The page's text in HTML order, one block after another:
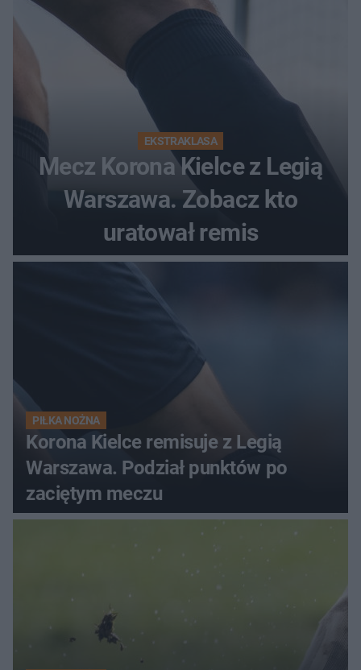
EKSTRAKLASA
Mecz Korona Kielce z Legią
Warszawa. Zobacz kto
uratował remis
PIŁKA NOŻNA
Korona Kielce remisuje z Legią
Warszawa. Podział punktów po
zaciętym meczu